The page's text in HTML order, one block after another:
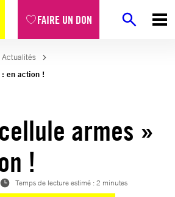
FAIRE UN DON
Actualités
: en action !
armes »
!
Temps de lecture estimé : 2 minutes